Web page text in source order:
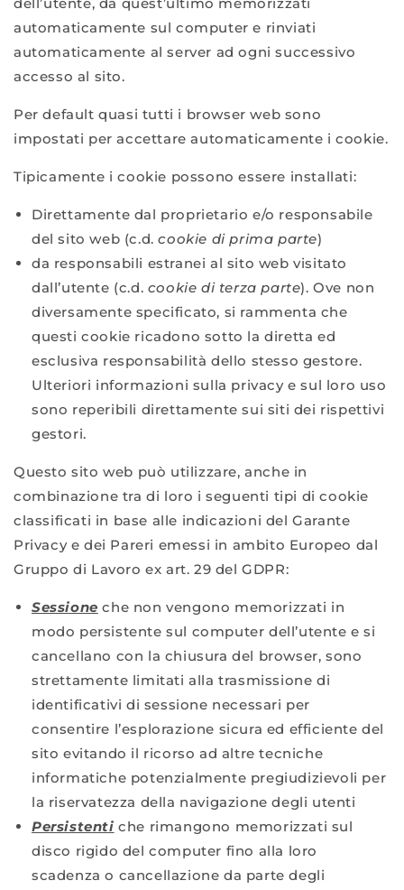
dell’utente, da quest’ultimo memorizzati
automaticamente sul computer e rinviati
automaticamente al server ad ogni successivo
accesso al sito.
Per default quasi tutti i browser web sono
impostati per accettare automaticamente i cookie.
Tipicamente i cookie possono essere installati:
Direttamente dal proprietario e/o responsabile
del sito web (c.d.cookie di prima parte)
da responsabili estranei al sito web visitato
dall’utente (c.d. cookie di terza parte). Ove non
diversamente specificato, si rammenta che
questi cookie ricadono sotto la diretta ed
esclusiva responsabilità dello stesso gestore.
Ulteriori informazioni sulla privacy e sul loro uso
sono reperibili direttamente sui siti dei rispettivi
gestori.
Questo sito web può utilizzare, anche in
combinazione tra di loro i seguenti tipi di cookie
classificati in base alle indicazioni del Garante
Privacy e dei Pareri emessi in ambito Europeo dal
Gruppo di Lavoro ex art. 29 del GDPR:
Sessione che non vengono memorizzati in
modo persistente sul computer dell’utente e si
cancellano con la chiusura del browser, sono
strettamente limitati alla trasmissione di
identificativi di sessione necessari per
consentire l’esplorazione sicura ed efficiente del
sito evitando il ricorso ad altre tecniche
informatiche potenzialmente pregiudizievoli per
la riservatezza della navigazione degli utenti
Persistenti che rimangono memorizzati sul
disco rigido del computer fino alla loro
scadenza o cancellazione da parte degli